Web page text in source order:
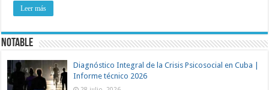
Leer más
NOTABLE
Diagnóstico Integral de la Crisis Psicosocial en Cuba |
Informe técnico 2026